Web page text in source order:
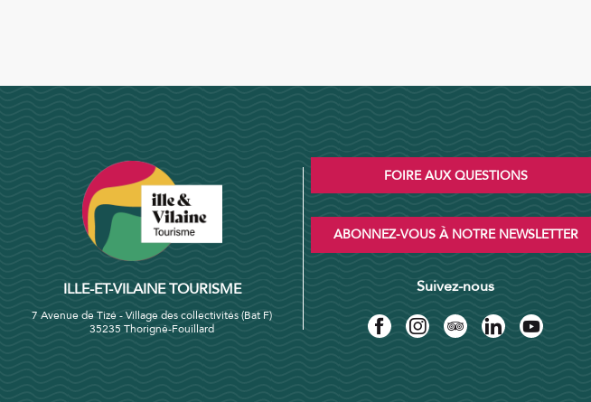
ILLE-ET-VILAINE TOURISME
7 Avenue de Tizé - Village des collectivités (Bat F)
35235 Thorigné-Fouillard
FOIRE AUX QUESTIONS
ABONNEZ-VOUS À NOTRE NEWSLETTER
Suivez-nous